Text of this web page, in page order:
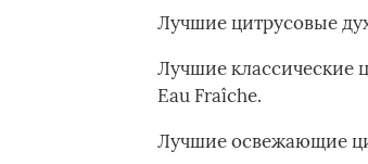
Лучшие цитрусовые
Лучшие классические
Eau Fraîche.
Лучшие освежающие